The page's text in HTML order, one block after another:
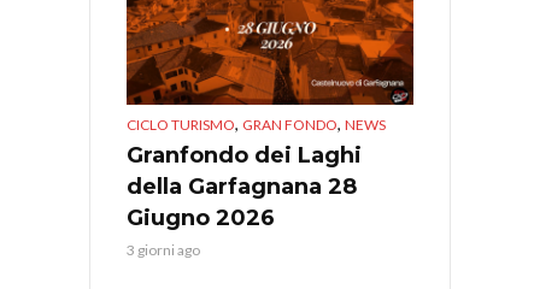
CICLO TURISMO, GRAN FONDO, NEWS
Granfondo dei Laghi
della Garfagnana 28
Giugno 2026
3 giorni ago